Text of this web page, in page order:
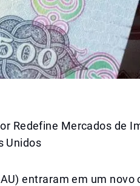
Redefine Mercados de
Unidos
entraram em um novo